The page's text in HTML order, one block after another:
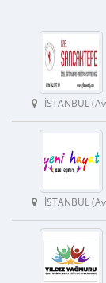
İSTANBUL
İSTANBUL